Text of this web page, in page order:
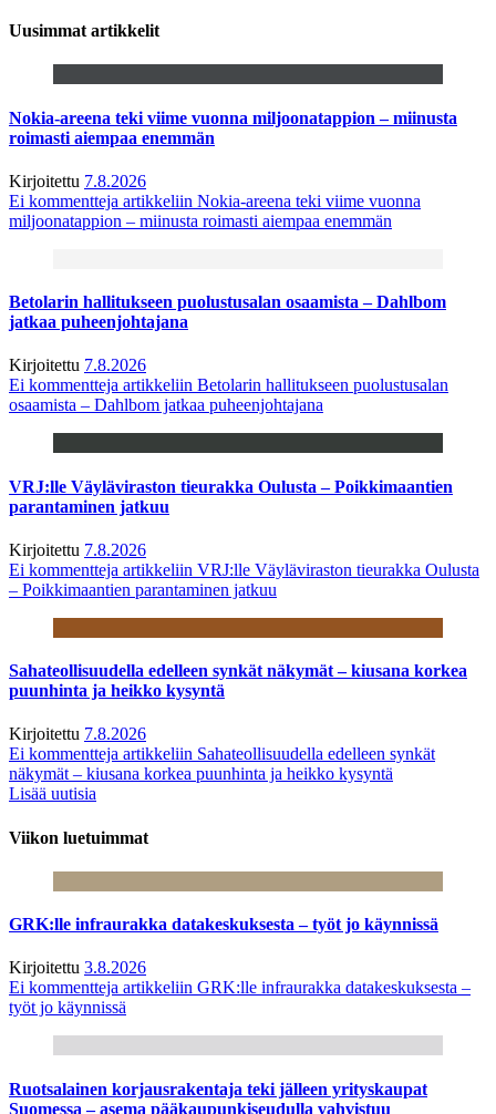
Uusimmat artikkelit
Nokia-areena teki viime vuonna miljoonatappion – miinusta
roimasti aiempaa enemmän
Kirjoitettu 7.8.2026
Ei kommentteja artikkeliin Nokia-areena teki viime vuonna
miljoonatappion – miinusta roimasti aiempaa enemmän
Betolarin hallitukseen puolustusalan osaamista – Dahlbom
jatkaa puheenjohtajana
Kirjoitettu 7.8.2026
Ei kommentteja artikkeliin Betolarin hallitukseen puolustusalan
osaamista – Dahlbom jatkaa puheenjohtajana
VRJ:lle Väyläviraston tieurakka Oulusta – Poikkimaantien
parantaminen jatkuu
Kirjoitettu 7.8.2026
Ei kommentteja artikkeliin VRJ:lle Väyläviraston tieurakka Oulusta
– Poikkimaantien parantaminen jatkuu
Sahateollisuudella edelleen synkät näkymät – kiusana korkea
puunhinta ja heikko kysyntä
Kirjoitettu 7.8.2026
Ei kommentteja artikkeliin Sahateollisuudella edelleen synkät
näkymät – kiusana korkea puunhinta ja heikko kysyntä
Lisää uutisia
Viikon luetuimmat
GRK:lle infraurakka datakeskuksesta – työt jo käynnissä
Kirjoitettu 3.8.2026
Ei kommentteja artikkeliin GRK:lle infraurakka datakeskuksesta –
työt jo käynnissä
Ruotsalainen korjausrakentaja teki jälleen yrityskaupat
Suomessa – asema pääkaupunkiseudulla vahvistuu